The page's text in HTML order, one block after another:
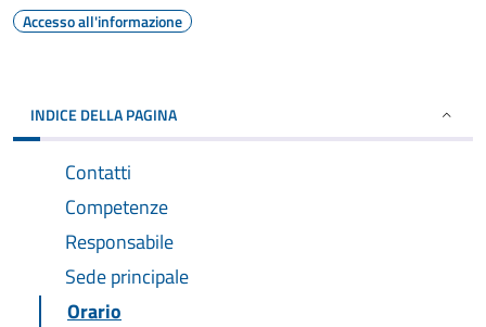
Accesso all'informazione
INDICE DELLA PAGINA
Contatti
Competenze
Responsabile
Sede principale
Orario